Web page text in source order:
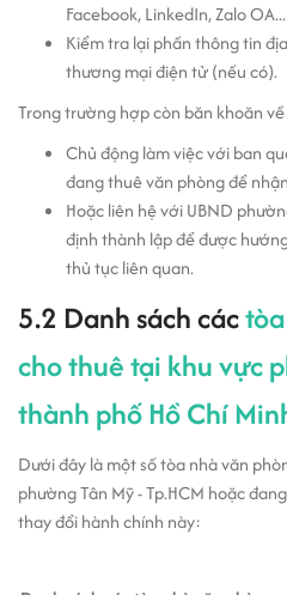
Facebook, LinkedIn, Zalo OA...
Kiểm tra lại phần thông tin
thương mại điện tử (nếu có).
Trong trường hợp còn băn khoăn
Chủ động làm việc với ban
đang thuê văn phòng để
Hoặc liên hệ với UBND
định thành lập để được
thủ tục liên quan.
5.2 Danh sách các
cho thuê tại khu vực
thành phố Hồ Chí
Dưới đây là một số tòa nhà văn
phường Tân Mỹ - Tp.HCM hoặc
thay đổi hành chính này: